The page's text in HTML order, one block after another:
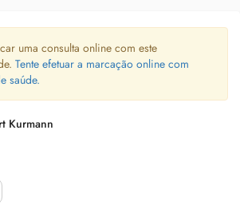
uma consulta online com este
Tente efetuar a marcação online com
saúde.
Kurmann